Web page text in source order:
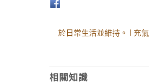
於日常生活並維持。 l 充
相關知識